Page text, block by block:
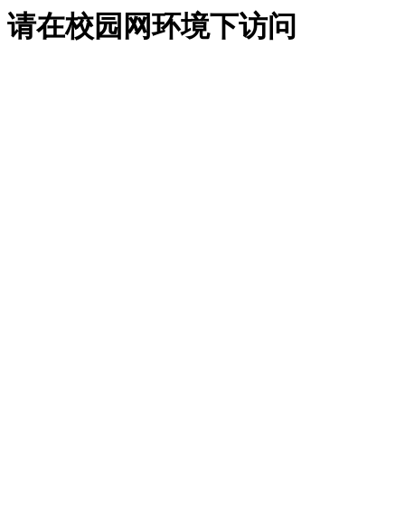
请在校园网环境下访问